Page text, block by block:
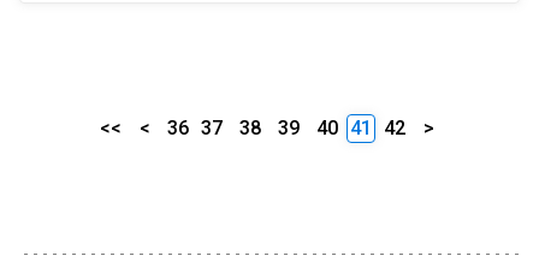
<< < 36 37 38 39 40 41 42 >